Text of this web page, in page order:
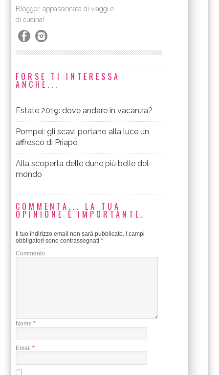
Blogger, appassionata di viaggi e
di cucina!
FORSE TI INTERESSA
ANCHE...
Estate 2019: dove andare in vacanza?
Pompei: gli scavi portano alla luce un
affresco di Priapo
Alla scoperta delle dune più belle del
mondo
COMMENTA... LA TUA
OPINIONE È IMPORTANTE.
Il tuo indirizzo email non sarà pubblicato. I campi
obbligatori sono contrassegnati*
Commento
Nome *
Email *